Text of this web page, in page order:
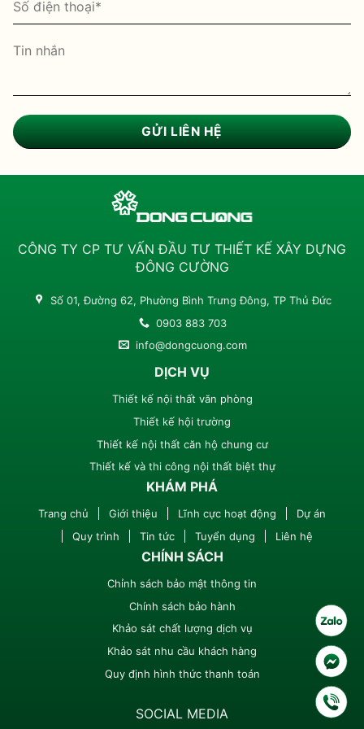
CÔNG TY CP TƯ VẤN ĐẦU TƯ THIẾT KẾ XÂY DỰNG
ĐÔNG CƯỜNG
Số 01, Đường 62, Phường Bình Trưng Đông, TP Thủ Đức
0903 883 703
info@dongcuong.com
DỊCH VỤ
Thiết kế nội thất văn phòng
Thiết kế hội trường
Thiết kế nội thất căn hộ chung cư
Thiết kế và thi công nội thất biệt thự
KHÁM PHÁ
Trang chủ Giới thiệu Lĩnh cực hoạt động
Dự án
Quy trình
Tin tức Tuyển dụng Liên hệ
CHÍNH SÁCH
Chỉnh sách bảo mật thông tin
Chính sách bảo hành
Khảo sát chất lượng dịch vụ
Khảo sát nhu cầu khách hàng
Quy định hình thức thanh toán
SOCIAL MEDIA